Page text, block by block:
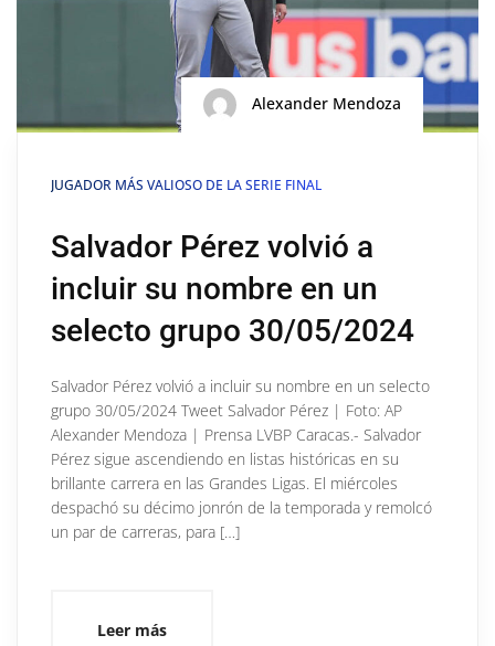
Alexander Mendoza
JUGADOR MÁS VALIOSO DE LA SERIE FINAL
Salvador Pérez volvió a
incluir su nombre en un
selecto grupo 30/05/2024
Salvador Pérez volvió a incluir su nombre en un selecto
grupo 30/05/2024 Tweet Salvador Pérez | Foto: AP
Alexander Mendoza | Prensa LVBP Caracas.- Salvador
Pérez sigue ascendiendo en listas históricas en su
brillante carrera en las Grandes Ligas. El miércoles
despachó su décimo jonrón de la temporada y remolcó
un par de carreras, para […]
Leer más